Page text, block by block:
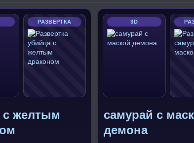
РАЗВЕРТКА
с желтым
3D
самурай с
демона